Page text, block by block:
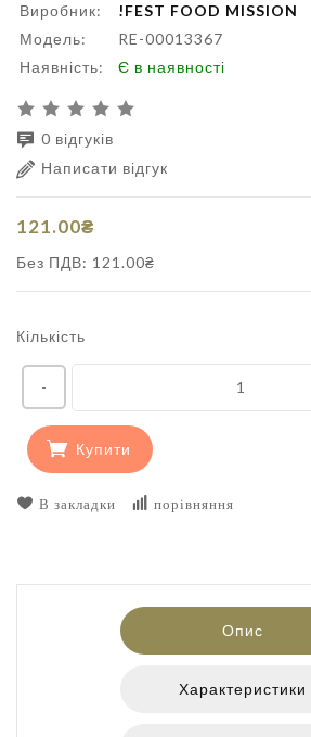
Виробник:
!FEST FOOD MISSION
Модель:
RE-00013367
Наявність:
Є в наявності
0 відгуків
Написати відгук
121.00₴
Без ПДВ: 121.00₴
Кількість
-
Купити
В закладки порівняння
Опис
Характеристики